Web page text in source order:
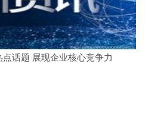
预制菜成世界食品产业峰会热点话题 展现企业核心竞争力